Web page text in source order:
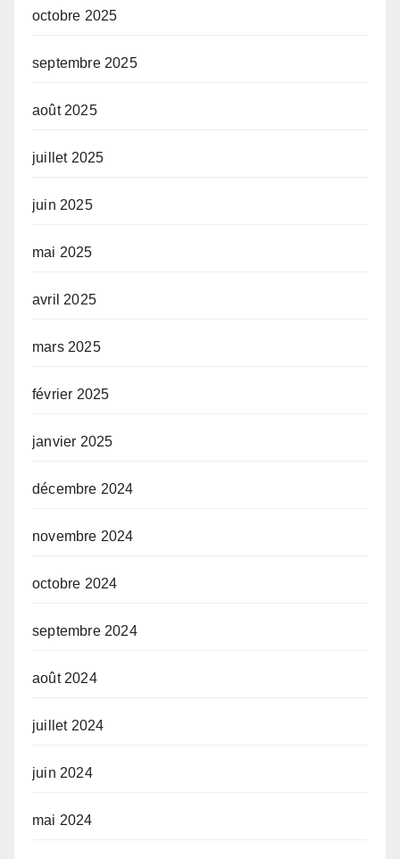
octobre 2025
septembre 2025
août 2025
juillet 2025
juin 2025
mai 2025
avril 2025
mars 2025
février 2025
janvier 2025
décembre 2024
novembre 2024
octobre 2024
septembre 2024
août 2024
juillet 2024
juin 2024
mai 2024